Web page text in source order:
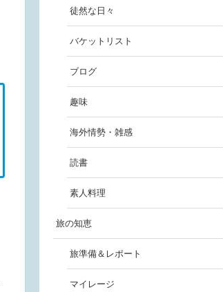
徒然な日々
バケットリスト
ブログ
趣味
海外情勢・雑感
読書
素人料理
旅の知恵
旅準備＆レポート
マイレージ